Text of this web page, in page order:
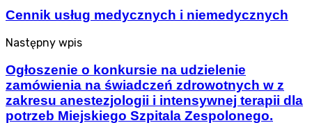
Cennik usług medycznych i niemedycznych
Następny wpis
Ogłoszenie o konkursie na udzielenie
zamówienia na świadczeń zdrowotnych w z
zakresu anestezjologii i intensywnej terapii dla
potrzeb Miejskiego Szpitala Zespolonego.